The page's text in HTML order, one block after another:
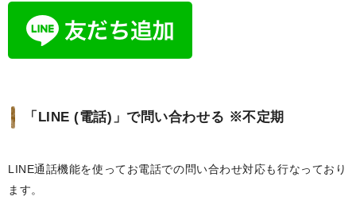
「LINE (電話)」で問い合わせる ※不定期
LINE通話機能を使ってお電話での問い合わせ対応も行なっており
ます。